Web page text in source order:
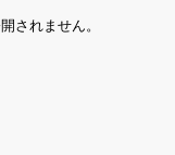
されません。